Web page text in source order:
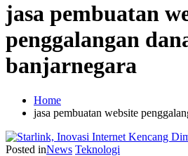
jasa pembuatan
penggalangan
banjarnegara
Home
jasa pembuatan website
Posted inNews Teknologi